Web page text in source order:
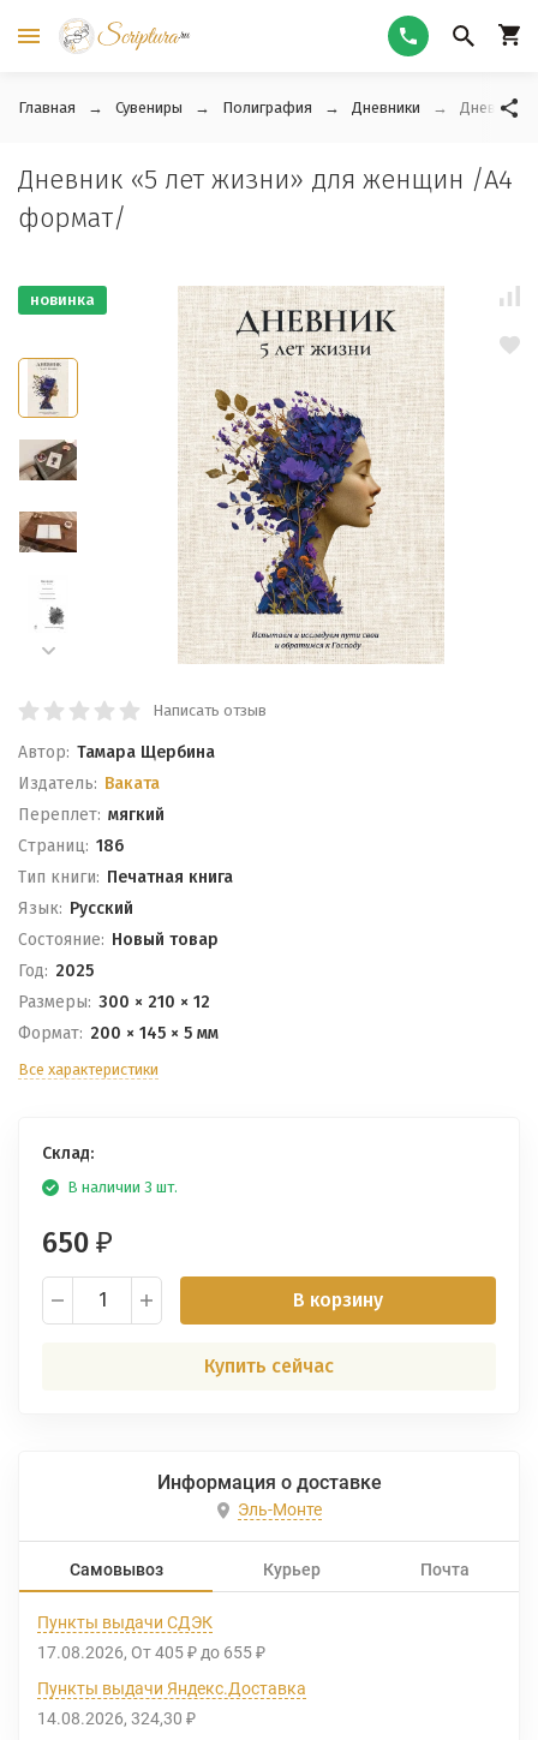
Главная Сувениры Полиграфия Дневники Дневник
Дневник «5 лет жизни» для женщин /А4
формат/
новинка
Написать отзыв
Автор: Тамара Щербина
Издатель: Ваката
Переплет: мягкий
Cтраниц: 186
Тип книги: Печатная книга
Язык: Русский
Состояние: Новый товар
Год: 2025
Размеры: 300 × 210 × 12
Формат: 200 × 145 × 5 мм
Все характеристики
Склад:
В наличии 3 шт.
650 ₽
В корзину
Купить сейчас
Информация о доставке
Эль-Монте
Самовывоз Курьер Почта
Пункты выдачи СДЭК
17.08.2026 От 405 ₽ до 655 ₽
Пункты выдачи Яндекс.Доставка
14.08.2026 324,30 ₽